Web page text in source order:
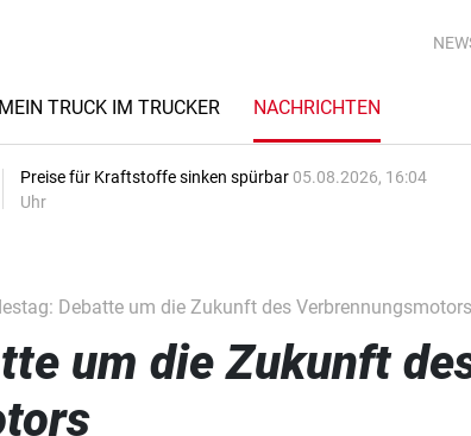
MEIN TRUCK IM TRUCKER NACHRICHTEN
Preise für Kraftstoffe sinken spürbar 05.08.2026, 16:04
Uhr
Debatte um die Zukunft des Verbrennungsmotors
um die Zukunft